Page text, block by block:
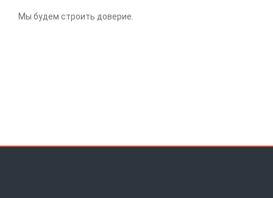
Мы будем строить доверие.